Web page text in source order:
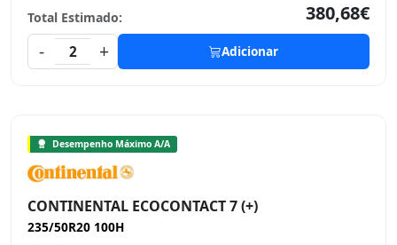
Total Estimado:
380,68€
-
2 + Adicionar
Desempenho Máximo A/A
CONTINENTAL ECOCONTACT 7 (+)
235/50R20 100H